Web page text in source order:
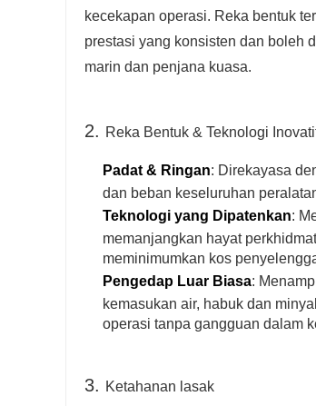
kecekapan operasi. Reka bentuk
prestasi yang konsisten dan boleh
marin dan penjana kuasa.
2. Reka Bentuk & Teknologi
Padat & Ringan: Direkayasa
dan beban keseluruhan
Teknologi yang Dipatenkan:
memanjangkan hayat
meminimumkan kos
Pengedap Luar Biasa:
kemasukan air, habuk dan
operasi tanpa gangguan dalam
3. Ketahanan lasak